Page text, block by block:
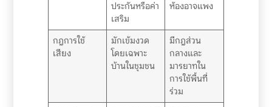
ประกันหรือค่า
เสริม
ห้องอาจแพง
กฎการใช้
เสียง
มักเข้มงวด
โดยเฉพาะ
บ้านในชุมชน
มีกฎส่วน
กลางและ
มารยาทใน
การใช้พื้นที่
ร่วม